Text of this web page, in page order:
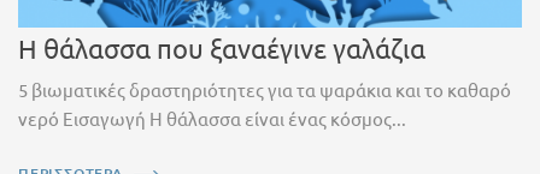
Η θάλασσα που ξαναέγινε γαλάζια
5 βιωματικές δραστηριότητες για τα ψαράκια και το καθαρό
νερό Εισαγωγή Η θάλασσα είναι ένας κόσμος...